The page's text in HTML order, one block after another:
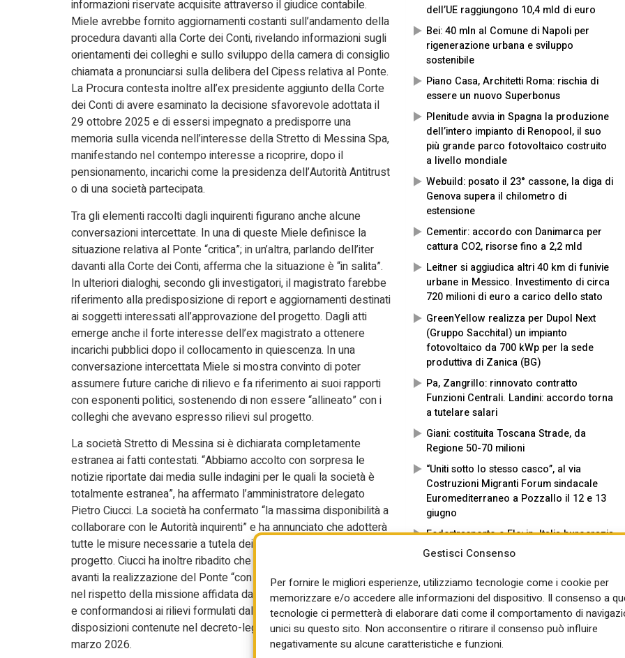
Gestisci Consenso
Per fornire le migliori esperienze, utilizziamo tecnologie come i cookie per
memorizzare e/o accedere alle informazioni del dispositivo. Il consenso a
tecnologie ci permetterà di elaborare dati come il comportamento di
unici su questo sito. Non acconsentire o ritirare il consenso può influire
negativamente su alcune caratteristiche e funzioni.
dell’UE raggiungono 10,4 mld di euro
Bei: 40 mln al Comune di Napoli per
rigenerazione urbana e sviluppo
sostenibile
Piano Casa, Architetti Roma: rischia di
essere un nuovo Superbonus
Plenitude avvia in Spagna la produzione
dell’intero impianto di Renopool, il suo
più grande parco fotovoltaico costruito
a livello mondiale
Webuild: posato il 23° cassone, la diga di
Genova supera il chilometro di
estensione
Cementir: accordo con Danimarca per
cattura CO2, risorse fino a 2,2 mld
Leitner si aggiudica altri 40 km di funivie
urbane in Messico. Investimento di circa
720 milioni di euro a carico dello stato
GreenYellow realizza per Dupol Next
(Gruppo Sacchital) un impianto
fotovoltaico da 700 kWp per la sede
produttiva di Zanica (BG)
Pa, Zangrillo: rinnovato contratto
Funzioni Centrali. Landini: accordo torna
a tutelare salari
Giani: costituita Toscana Strade, da
Regione 50-70 milioni
“Uniti sotto lo stesso casco”, al via
Costruzioni Migranti Forum sindacale
Euromediterraneo a Pozzallo il 12 e 13
giugno
Federtrasporto e Flc: in Italia burocrazia
e poche risorse frenano la guida
Digitale: al via collaborazione tra
Fibercop e Istituto italiano intelligenza
artificiale
Tim, nel 2025 +41% attacchi ramsware
nel mondo, +14% in Italia. Cyber Security
informazioni riservate acquisite attraverso il giudice contabile.
Miele avrebbe fornito aggiornamenti costanti sull’andamento della
procedura davanti alla Corte dei Conti, rivelando informazioni sugli
orientamenti dei colleghi e sullo sviluppo della camera di consiglio
chiamata a pronunciarsi sulla delibera del Cipess relativa al Ponte.
La Procura contesta inoltre all’ex presidente aggiunto della Corte
dei Conti di avere esaminato la decisione sfavorevole adottata il
29 ottobre 2025 e di essersi impegnato a predisporre una
memoria sulla vicenda nell’interesse della Stretto di Messina Spa,
manifestando nel contempo interesse a ricoprire, dopo il
pensionamento, incarichi come la presidenza dell’Autorità Antitrust
o di una società partecipata.
Tra gli elementi raccolti dagli inquirenti figurano anche alcune
conversazioni intercettate. In una di queste Miele definisce la
situazione relativa al Ponte “critica”; in un’altra, parlando dell’iter
davanti alla Corte dei Conti, afferma che la situazione è “in salita”.
In ulteriori dialoghi, secondo gli investigatori, il magistrato farebbe
riferimento alla predisposizione di report e aggiornamenti destinati
ai soggetti interessati all’approvazione del progetto. Dagli atti
emerge anche il forte interesse dell’ex magistrato a ottenere
incarichi pubblici dopo il collocamento in quiescenza. In una
conversazione intercettata Miele si mostra convinto di poter
assumere future cariche di rilievo e fa riferimento ai suoi rapporti
con esponenti politici, sostenendo di non essere “allineato” con i
colleghi che avevano espresso rilievi sul progetto.
La società Stretto di Messina si è dichiarata completamente
estranea ai fatti contestati. “Abbiamo accolto con sorpresa le
notizie riportate dai media sulle indagini per le quali la società è
totalmente estranea”, ha affermato l’amministratore delegato
Pietro Ciucci. La società ha confermato “la massima disponibilità a
collaborare con le Autorità inquirenti” e ha annunciato che adotterà
tutte le misure necessarie a tutela dei propri interessi e del
progetto. Ciucci ha inoltre ribadito che la società sta portando
avanti la realizzazione del Ponte “con la massima trasparenza”,
nel rispetto della missione affidata dal Parlamento e dal governo
e conformandosi ai rilievi formulati dalla Corte dei Conti e alle
disposizioni contenute nel decreto-legge Commissari dell’11
marzo 2026.